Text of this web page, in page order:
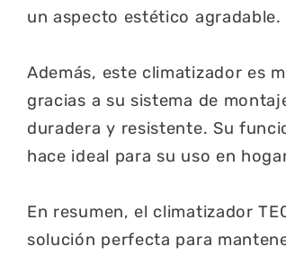
un aspecto estético agradable.
Además, este climatizador es
gracias a su sistema de
duradera y resistente. Su
hace ideal para su uso en
En resumen, el climatizador
solución perfecta para